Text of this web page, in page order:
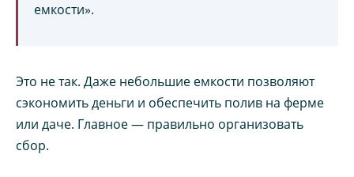
емкости».
Это не так. Даже небольшие емкости позволяют
сэкономить деньги и обеспечить полив на ферме
или даче. Главное — правильно организовать
сбор.